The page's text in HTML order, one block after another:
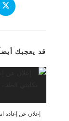
قد يعجبك
إعلان عن إعادة